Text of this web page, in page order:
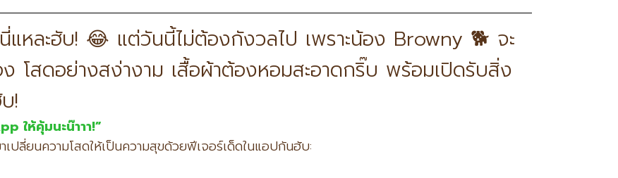
แหละฮับ! 😂 แต่วันนี้ไม่ต้องกังวลไป เพราะน้อง Browny 🐕 จะ
โสดอย่างสง่างาม เสื้อผ้าต้องหอมสะอาดกริ๊บ พร้อมเปิดรับสิ่ง
!
ให้คุ้มนะน๊าาา!”
เปลี่ยนความโสดให้เป็นความสุขด้วยฟีเจอร์เด็ดในแอปกันฮับ: